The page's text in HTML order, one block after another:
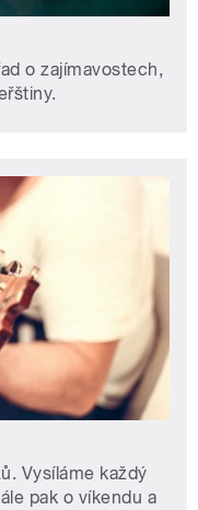
o zajímavostech,
Vysíláme každý
pak o víkendu a